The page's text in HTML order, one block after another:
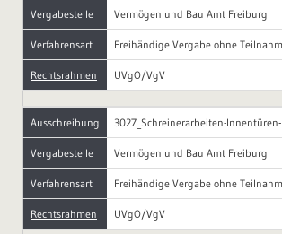
Vergabestelle Vermögen und Bau Amt Freiburg
Verfahrensart Freihändige Vergabe ohne
Rechtsrahmen UVgO/VgV
Ausschreibung 3027_Schreinerarbeiten-
Vergabestelle Vermögen und Bau Amt Freiburg
Verfahrensart Freihändige Vergabe ohne
Rechtsrahmen UVgO/VgV